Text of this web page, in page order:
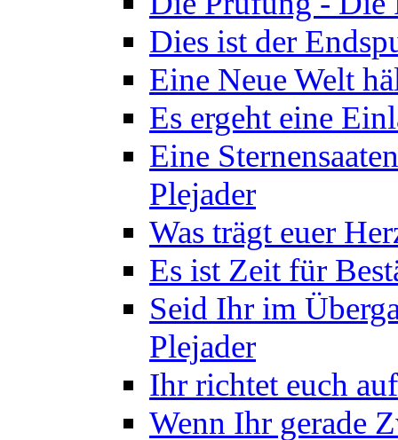
Dies ist der
Eine Neue Welt
Es ergeht eine
Eine
Plejader
Was trägt euer
Es ist Zeit für
Seid Ihr im
Plejader
Ihr richtet euch
Wenn Ihr gerade